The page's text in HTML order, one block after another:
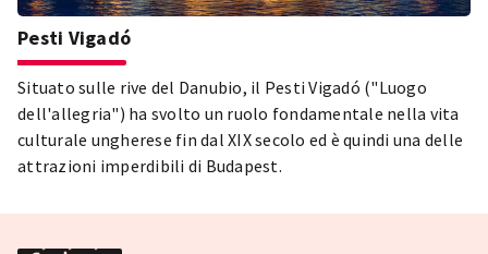
Pesti Vigadó
Situato sulle rive del Danubio, il Pesti Vigadó ("Luogo
dell'allegria") ha svolto un ruolo fondamentale nella vita
culturale ungherese fin dal XIX secolo ed è quindi una delle
attrazioni imperdibili di Budapest.